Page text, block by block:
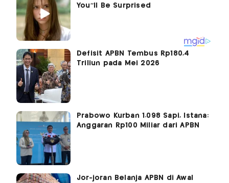
Defisit APBN Tembus Rp180,4
Triliun pada Mei 2026
Prabowo Kurban 1.098 Sapi, Istana:
Anggaran Rp100 Miliar dari APBN
Jor-joran Belanja APBN di Awal